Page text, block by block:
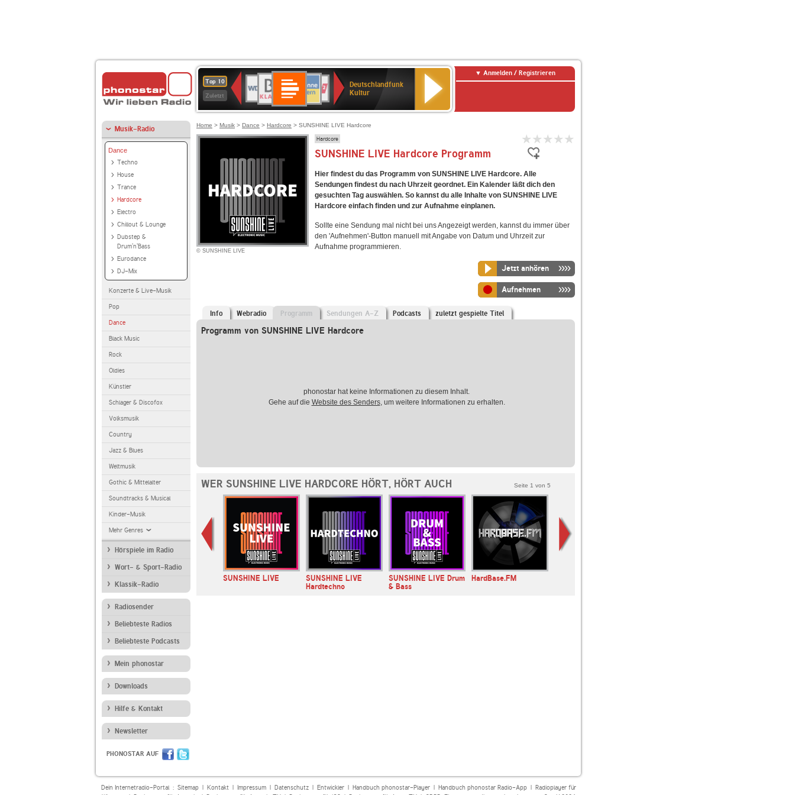
Top 10
Zuletzt
Deutschlandfunk
80er
90er
OLDIE
ANTENNE
SWR3
4
BR-
KLASSIK
Deutschlandfunk
Kultur
ANTENNE
BAYERN
SWR
Kultur
NDR
2
Deutschlandfunk
Kultur
Anmelden / Registrieren
Musik-Radio
Dance
Techno
House
Trance
Hardcore
Electro
Chillout & Lounge
Dubstep &
Drum'n'Bass
Eurodance
DJ-Mix
Konzerte & Live-Musik
Pop
Dance
Black Music
Rock
Oldies
Künstler
Schlager & Discofox
Volksmusik
Country
Jazz & Blues
Weltmusik
Gothic & Mittelalter
Soundtracks & Musical
Kinder-Musik
Mehr Genres
Hörspiele im Radio
Wort- & Sport-Radio
Klassik-Radio
Radiosender
Beliebteste Radios
Beliebteste Podcasts
Mein phonostar
Downloads
Hilfe & Kontakt
Newsletter
PHONOSTAR AUF
Home > Musik > Dance > Hardcore > SUNSHINE LIVE Hardcore
© SUNSHINE LIVE
Hardcore
SUNSHINE LIVE Hardcore Programm
Hier findest du das Programm von SUNSHINE LIVE Hardcore. Alle
Sendungen findest du nach Uhrzeit geordnet. Ein Kalender läßt dich den
gesuchten Tag auswählen. So kannst du alle Inhalte von SUNSHINE LIVE
Hardcore einfach finden und zur Aufnahme einplanen.
Sollte eine Sendung mal nicht bei uns Angezeigt werden, kannst du immer über
den 'Aufnehmen'-Button manuell mit Angabe von Datum und Uhrzeit zur
Aufnahme programmieren.
Jetzt anhören
Aufnehmen
Info Webradio Programm Sendungen A-Z Podcasts zuletzt gespielte Titel
Programm von SUNSHINE LIVE Hardcore
phonostar hat keine Informationen zu diesem Inhalt.
Gehe auf die Website des Senders, um weitere Informationen zu erhalten.
WER SUNSHINE LIVE HARDCORE HÖRT, HÖRT AUCH Seite 1 von 5
SUNSHINE LIVE
SUNSHINE LIVE
Hardtechno
SUNSHINE LIVE Drum
& Bass
HardBase.FM
Dein Internetradio-Portal : Sitemap| Kontakt| Impressum| Datenschutz| Entwickler| Handbuch phonostar-Player| Handbuch phonostar Radio-App| Radioplayer für